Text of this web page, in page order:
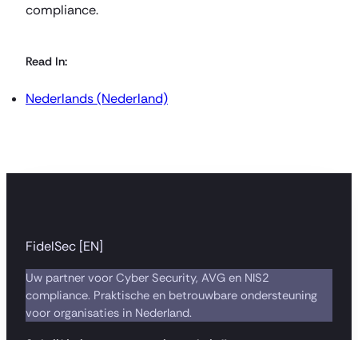
compliance.
Read In:
Nederlands (Nederland)
FidelSec [EN]
Uw partner voor Cyber Security, AVG en NIS2
compliance. Praktische en betrouwbare ondersteuning
voor organisaties in Nederland.